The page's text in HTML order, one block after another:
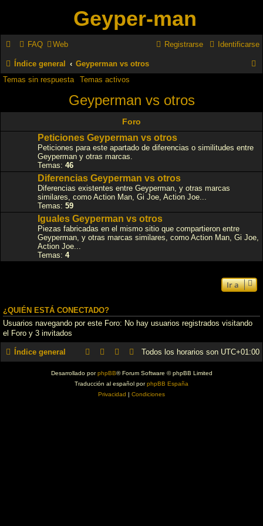
Geyper-man
FAQ Web Identificarse
Registrarse
Índice general Geyperman vs otros
c
a
Temas sin respuesta Temas activos
Geyperman vs otros
Foro
Peticiones Geyperman vs otros
Peticiones para este apartado de diferencias o similitudes entre
Geyperman y otras marcas.
Temas: 46
Diferencias Geyperman vs otros
Diferencias existentes entre Geyperman, y otras marcas
similares, como Action Man, Gi Joe, Action Joe...
Temas: 59
Iguales Geyperman vs otros
Piezas fabricadas en el mismo sitio que compartieron entre
Geyperman, y otras marcas similares, como Action Man, Gi Joe,
Action Joe...
Temas: 4
Ir a
¿QUIÉN ESTÁ CONECTADO?
Usuarios navegando por este Foro: No hay usuarios registrados visitando
el Foro y 3 invitados
Índice general Todos los horarios son UTC+01:00
Desarrollado porphpBB® Forum Software © phpBB Limited
Traducción al español porphpBB España
Privacidad
Condiciones